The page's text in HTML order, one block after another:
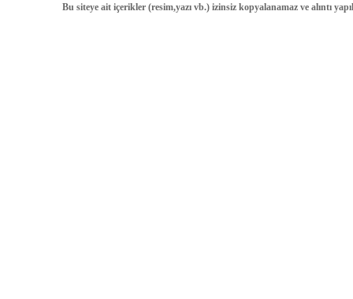
Bu siteye ait içerikler (resim,yazı vb.) izinsiz kopyalanamaz ve alıntı